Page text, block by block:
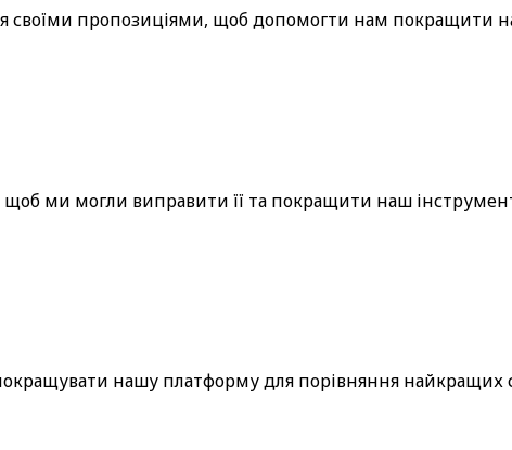
своїми пропозиціями, щоб допомогти нам покращити
ми могли виправити її та покращити наш
нашу платформу для порівняння найкращих